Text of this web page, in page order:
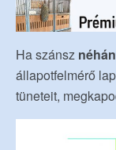
Ha szánsz
állapotfelmérő
tüneteit,